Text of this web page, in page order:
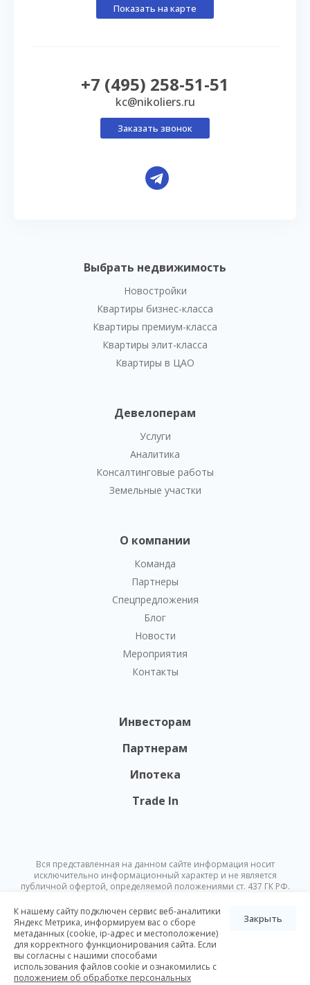
Выбрать недвижимость
Новостройки
Квартиры бизнес-класса
Квартиры премиум-класса
Квартиры элит-класса
Квартиры в ЦАО
Девелоперам
Услуги
Аналитика
Консалтинговые работы
Земельные участки
О компании
Команда
Партнеры
Спецпредложения
Блог
Новости
Мероприятия
Контакты
Инвесторам
Партнерам
Ипотека
Trade In
Показать на карте
+7 (495) 258-51-51
kc@nikoliers.ru
Заказать звонок
Вся представленная на данном сайте информация носит
исключительно информационный характер и не является
публичной офертой, определяемой положениями ст. 437 ГК РФ.
изменена в любое время без предварительного уведомления.
© Nikoliers 2026
Положение об обработке персональных данных
Разработка Pictus
К нашему сайту подключен сервис веб-аналитики
Яндекс Метрика, информируем вас о сборе
метаданных (cookie, ip-адрес и местоположение)
для корректного функционирования сайта. Если
вы согласны с нашими способами
использования файлов cookie и ознакомились с
положением об обработке персональных
Закрыть